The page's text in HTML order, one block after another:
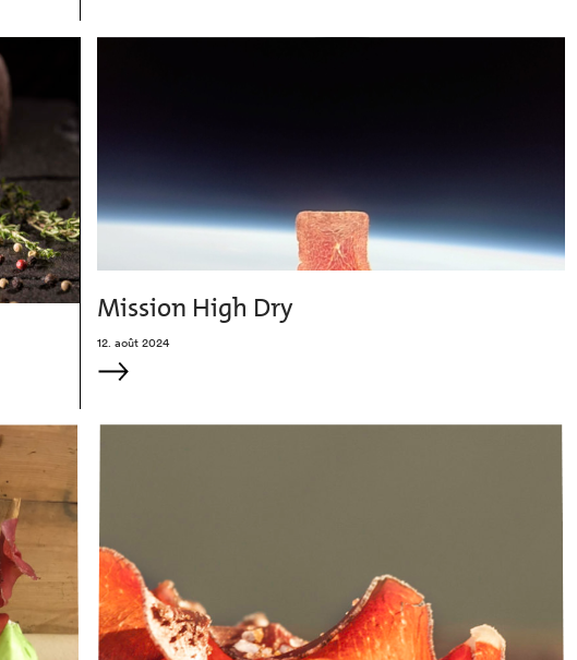
Mission High Dry
12. août 2024